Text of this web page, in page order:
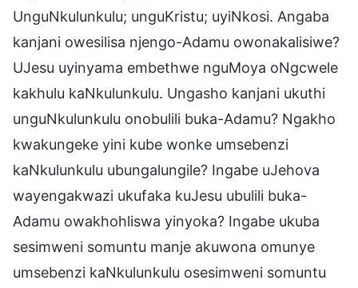
UnguNkulunkulu; unguKristu; uyiNkosi. Angaba
kanjani owesilisa njengo-Adamu owonakalisiwe?
UJesu uyinyama embethwe nguMoya oNgcwele
kakhulu kaNkulunkulu. Ungasho kanjani ukuthi
unguNkulunkulu onobulili buka-Adamu? Ngakho
kwakungeke yini kube wonke umsebenzi
kaNkulunkulu ubungalungile? Ingabe uJehova
wayengakwazi ukufaka kuJesu ubulili buka-
Adamu owakhohliswa yinyoka? Ingabe ukuba
sesimweni somuntu manje akuwona omunye
umsebenzi kaNkulunkulu osesimweni somuntu